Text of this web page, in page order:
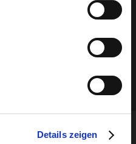
Details zeigen